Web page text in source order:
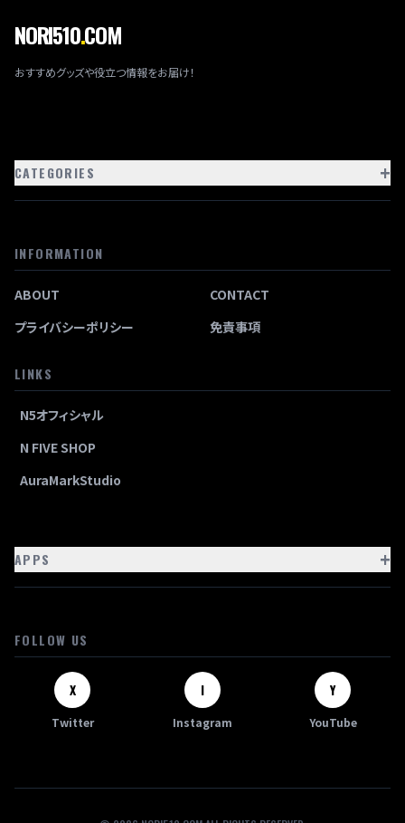
NORI510.COM
おすすめグッズや役立つ情報をお届け！
CATEGORIES +
INFORMATION
ABOUT
CONTACT
プライバシーポリシー
免責事項
LINKS
N5オフィシャル
N FIVE SHOP
AuraMarkStudio
APPS +
FOLLOW US
X
Twitter
I
Instagram
Y
YouTube